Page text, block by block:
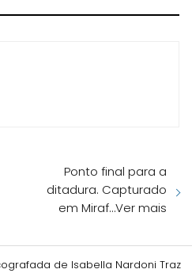
Ponto final para a
ditadura. Capturado
em Miraf…Ver mais
de Isabella Nardoni Traz